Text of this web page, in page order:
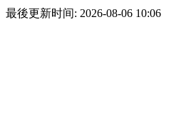
最後更新时间: 2026-08-06 10:06